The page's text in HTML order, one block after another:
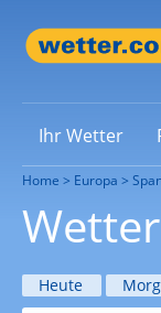
Ihr Wetter
Home Europa
Heute